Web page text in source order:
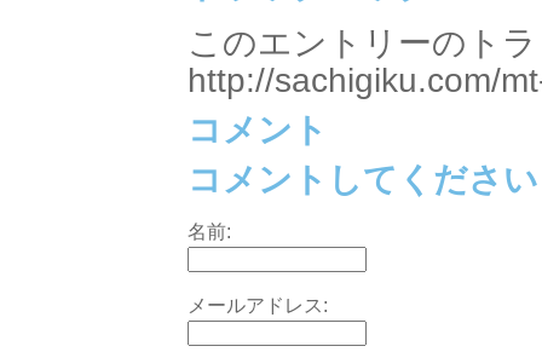
このエントリーのト
http://sachigiku.com/
コメント
コメントしてください
名前:
メールアドレス: